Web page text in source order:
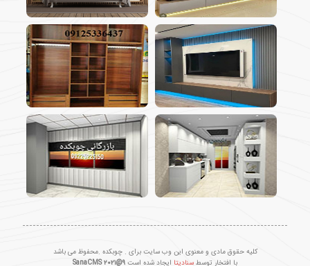
کلیه حقوق مادی و معنوی این وب سایت برای . چوبکده .محفوظ می باشد
با افتخار توسط سنادیتا ایجاد شده است SanaCMS ۲۰۲۱@۹